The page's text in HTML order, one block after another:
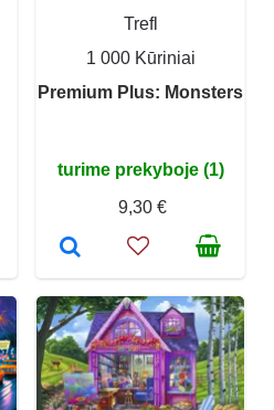
Trefl
1 000 Kūriniai
Premium Plus: Monsters
turime prekyboje (1)
9,30 €